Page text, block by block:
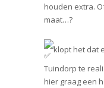
houden extra.
maat…?
klopt het dat
Tuindorp te
hier graag een